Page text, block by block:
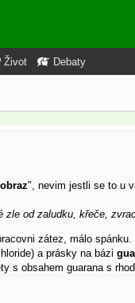
Život Debaty
", nevim jestli se to u
zle od zaludku, křeče,
zátez, málo spánku.
a prásky na bázi
s obsahem guarana s